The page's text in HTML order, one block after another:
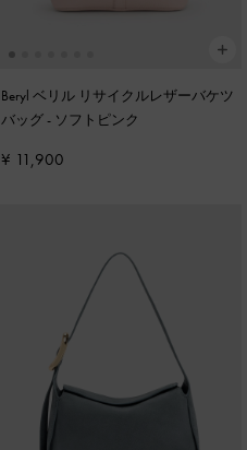
Beryl ベリル リサイクルレザーバケツ
バッグ- ソフトピンク
¥ 11,900